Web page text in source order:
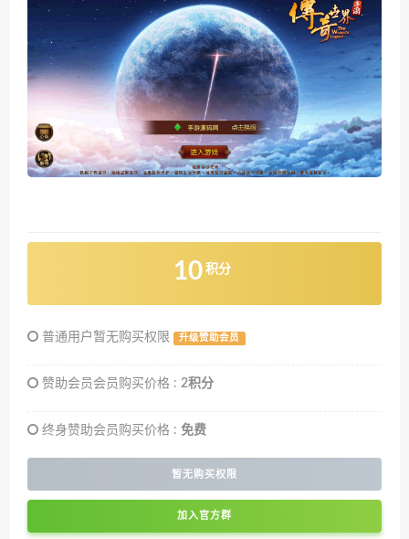
10 积分
普通用户暂无购买权限 升级赞助会员
赞助会员会员购买价格 : 2积分
终身赞助会员购买价格 : 免费
暂无购买权限
加入官方群